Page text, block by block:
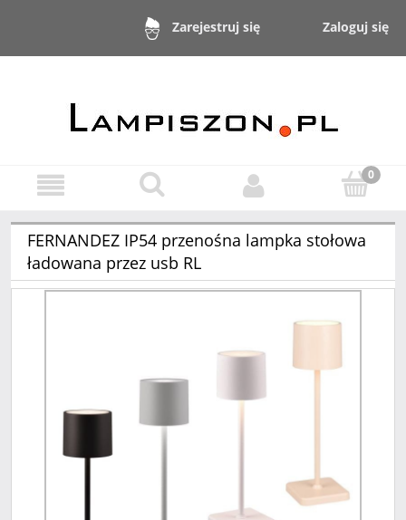
Zarejestruj się Zaloguj się
FERNANDEZ IP54 przenośna lampka stołowa
ładowana przez usb RL